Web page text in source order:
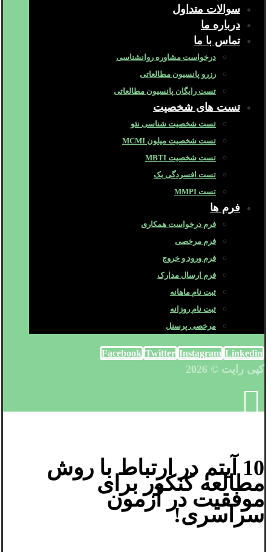
سوالات متداول
درباره ما
تماس با ما
درخواست مشاوره روانشناسی
رزرو پانسیون مطالعاتی
تست رایگان پانسیون مطالعاتی
تست های شخصیت
تست شخصیت شناسی نئو
تست شخصیت میلون MCMI
تست شخصیت MBTI
تست افسردگی بک
تست MMPI
فرم ها
فرم درخواست همکاری
فرم مرخصی
فرم ورود و خروج
فرم ارسال مدارک
ثبت نام ماهانه
ثبت نام روزانه
مرخصی پرسنل
Facebook Twitter Instagram Linkedin
کپی رایت © 2026
10 آیتم در ارتباط با روش
مطالعه کنکور برای
موفقیت در آزمون
سراسری!